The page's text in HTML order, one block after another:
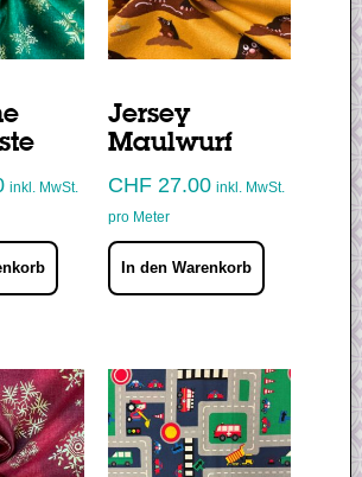
inkl. MwSt.
Jersey
Maulwurf
CHF27.00 inkl. MwSt.
pro Meter
In den Warenkorb